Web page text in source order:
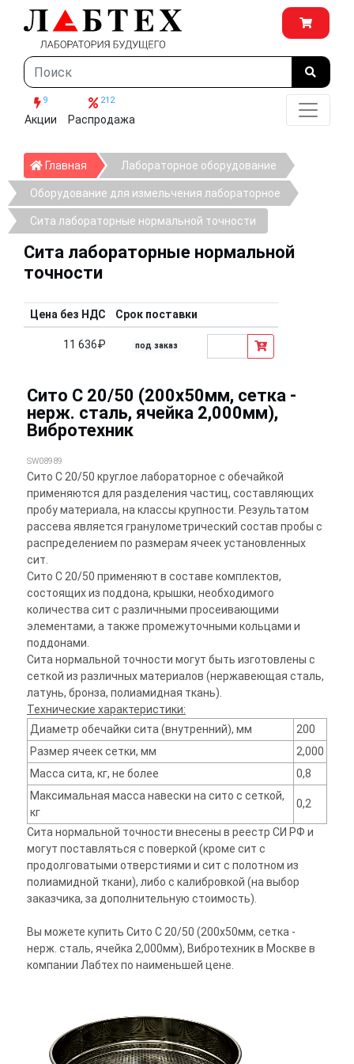
9
Акции
212
Распродажа
Главная ГлавнаяЛабораторное оборудование
Оборудование для измельчения лабораторное
Сита лабораторные нормальной точности
Сита лабораторные нормальной
точности
Цена без НДС Срок поставки
11 636₽ под заказ
Сито С 20/50 (200х50мм, сетка -
нерж. сталь, ячейка 2,000мм),
Вибротехник
SW08989
Сито С 20/50 круглое лабораторное с обечайкой
применяются для разделения частиц, составляющих
пробу материала, на классы крупности. Результатом
рассева является гранулометрический состав пробы с
распределением по размерам ячеек установленных
сит.
Сито С 20/50 применяют в составе комплектов,
состоящих из поддона, крышки, необходимого
количества сит с различными просеивающими
элементами, а также промежуточными кольцами и
поддонами.
Сита нормальной точности могут быть изготовлены с
сеткой из различных материалов (нержавеющая сталь,
латунь, бронза, полиамидная ткань).
Технические характеристики:
Диаметр обечайки сита (внутренний), мм
200
Размер ячеек сетки, мм
2,000
Масса сита, кг, не более
0,8
Максимальная масса навески на сито с сеткой,
кг
0,2
Сита нормальной точности внесены в реестр СИ РФ и
могут поставляться с поверкой (кроме сит с
продолговатыми отверстиями и сит с полотном из
полиамидной ткани), либо с калибровкой (на выбор
заказчика, за дополнительную стоимость).
Вы можете купить Сито С 20/50 (200х50мм, сетка -
нерж. сталь, ячейка 2,000мм), Вибротехник в Москве в
компании Лабтех по наименьшей цене.